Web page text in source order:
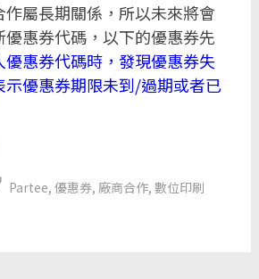
作屬長期關係，所以未來將會
惠券代碼，以下的優惠券先
優惠券代碼時，發現優惠券失
優惠券期限未到/過期或者已
Partee, 優惠券, 廠商合作, 數位印刷